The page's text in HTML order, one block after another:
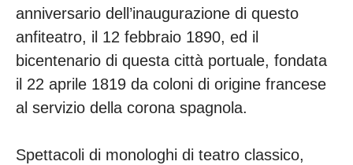
anniversario dell’inaugurazione di questo
anfiteatro, il 12 febbraio 1890, ed il
bicentenario di questa città portuale, fondata
il 22 aprile 1819 da coloni di origine francese
al servizio della corona spagnola.
Spettacoli di monologhi di teatro classico,